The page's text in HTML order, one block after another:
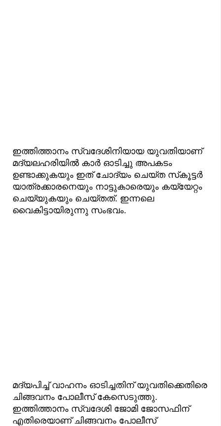
ഇത്തിത്താനം സ്വദേശിനിയായ യുവതിയാണ്
മദ്യലഹരിയിൽ കാർ ഓടിച്ചു അപകടം
ഉണ്ടാക്കുകയും ഇത് ചോദ്യം ചെയ്ത സ്‌കൂട്ടർ
യാത്രക്കാരനെയും നാട്ടുകാരെയും കയ്യേറ്റം
ചെയ്യുകയും ചെയ്തത്. ഇന്നലെ
വൈകിട്ടായിരുന്നു സംഭവം.
മദ്യപിച്ച് വാഹനം ഓടിച്ചതിന് യുവതിക്കെതിരെ
ചിങ്ങവനം പോലീസ് കേസെടുത്തു.
ഇത്തിത്താനം സ്വദേശി ജോമി ജോസഫിന്
എതിരെയാണ് ചിങ്ങവനം പോലീസ്